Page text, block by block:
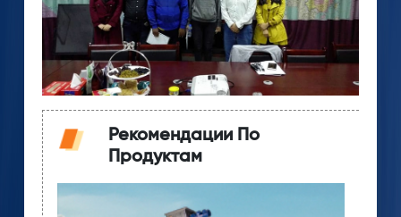
Рекомендации По
Продуктам